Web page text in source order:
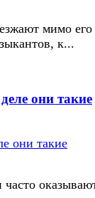
мимо его
к...
они такие